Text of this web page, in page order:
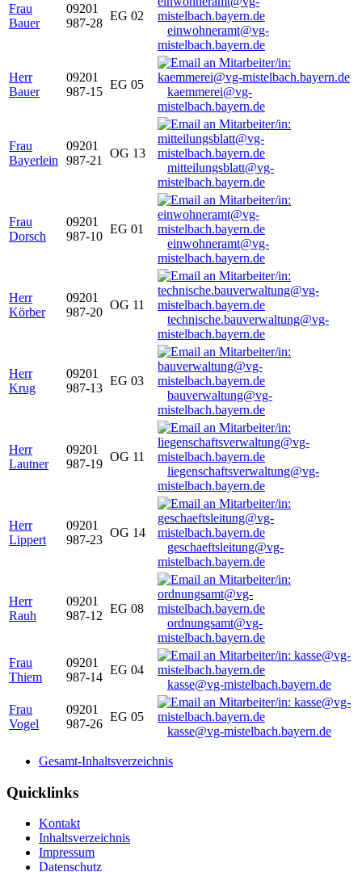
Frau
Bauer
09201
987-28
EG 02
einwohneramt@vg-
mistelbach.bayern.de
Herr
Bauer
09201
987-15
EG 05
kaemmerei@vg-
mistelbach.bayern.de
Frau
Bayerlein
09201
987-21
OG 13
mitteilungsblatt@vg-
mistelbach.bayern.de
Frau
Dorsch
09201
987-10
EG 01
einwohneramt@vg-
mistelbach.bayern.de
Herr
Körber
09201
987-20
OG 11
technische.bauverwaltung@vg-
mistelbach.bayern.de
Herr
Krug
09201
987-13
EG 03
bauverwaltung@vg-
mistelbach.bayern.de
Herr
Lautner
09201
987-19
OG 11
liegenschaftsverwaltung@vg-
mistelbach.bayern.de
Herr
Lippert
09201
987-23
OG 14
geschaeftsleitung@vg-
mistelbach.bayern.de
Herr
Rauh
09201
987-12
EG 08
ordnungsamt@vg-
mistelbach.bayern.de
Frau
Thiem
09201
987-14
EG 04
kasse@vg-mistelbach.bayern.de
Frau
Vogel
09201
987-26
EG 05
kasse@vg-mistelbach.bayern.de
Gesamt-Inhaltsverzeichnis
Quicklinks
Kontakt
Inhaltsverzeichnis
Impressum
Datenschutz